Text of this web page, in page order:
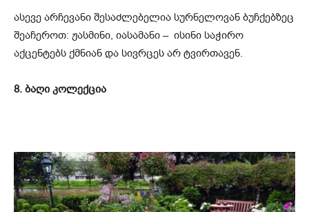
ასევე არჩევანი შესაძლებელია სურნელოვან ბუჩქებზეც
შეაჩეროთ: ჟასმინი, იასამანი – ისინი საჭირო
აქცენტებს ქმნიან და სივრცეს არ ტვირთავენ.
8. ბაღი კოლექცია